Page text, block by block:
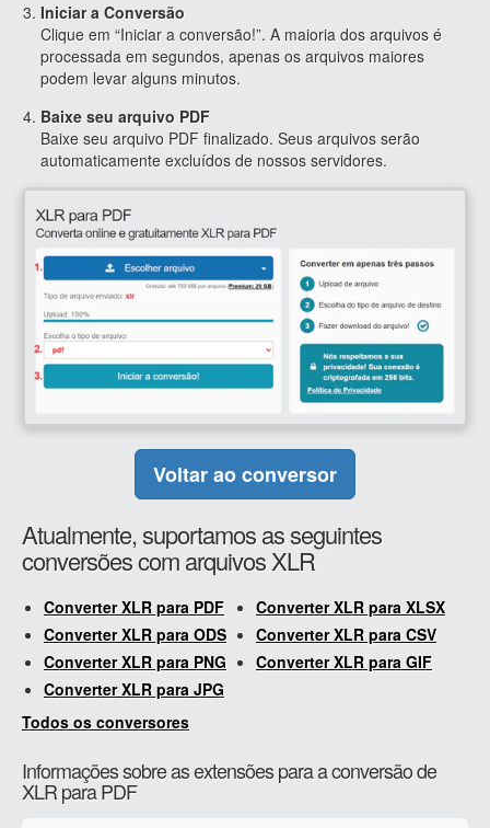
Iniciar a Conversão
Clique em “Iniciar a conversão!”. A maioria dos arquivos é
processada em segundos, apenas os arquivos maiores
podem levar alguns minutos.
Baixe seu arquivo PDF
Baixe seu arquivo PDF finalizado. Seus arquivos serão
automaticamente excluídos de nossos servidores.
Voltar ao conversor
Atualmente, suportamos as seguintes
conversões com arquivos XLR
Converter XLR para PDF
Converter XLR para XLSX
Converter XLR para ODS
Converter XLR para CSV
Converter XLR para PNG
Converter XLR para GIF
Converter XLR para JPG
Todos os conversores
Informações sobre as extensões para a conversão de
XLR para PDF